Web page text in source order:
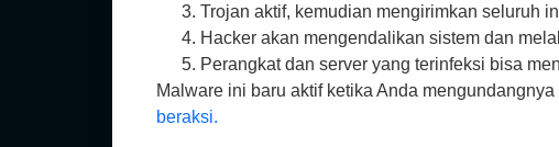
Trojan aktif, kemudian mengirimkan seluruh
Hacker akan mengendalikan sistem dan
Perangkat dan server yang terinfeksi bisa
Malware ini baru aktif ketika Anda
beraksi.